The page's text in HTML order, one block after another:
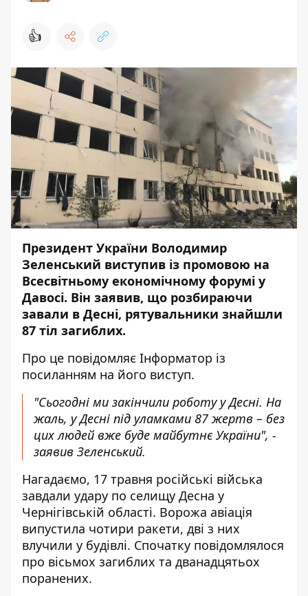
👍
Президент України Володимир
Зеленський виступив із промовою на
Всесвітньому економічному форумі у
Давосі. Він заявив, що розбираючи
завали в Десні, рятувальники знайшли
87 тіл загиблих.
Про це повідомляє Інформатор із
посиланням на його виступ.
"Сьогодні ми закінчили роботу у Десні. На
жаль, у Десні під уламками 87 жертв – без
цих людей вже буде майбутнє України", -
заявив Зеленський.
Нагадаємо, 17 травня російські війська
завдали удару по селищу Десна у
Чернігівській області. Ворожа авіація
випустила чотири ракети, дві з них
влучили у будівлі. Спочатку повідомлялося
про вісьмох загиблих та дванадцятьох
поранених.